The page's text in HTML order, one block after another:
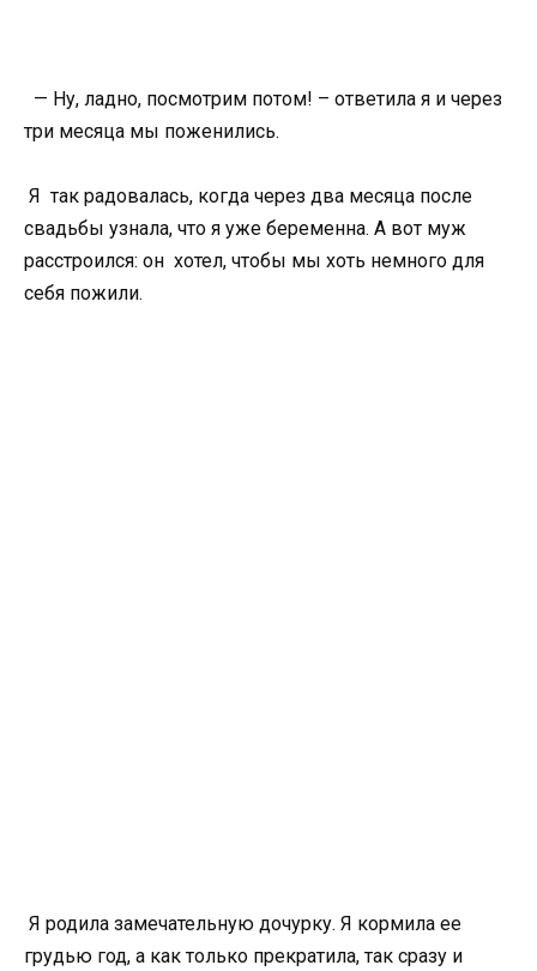
— Ну, ладно, посмотрим потом! – ответила я и через
три месяца мы поженились.
Я так радовалась, когда через два месяца после
свадьбы узнала, что я уже беременна. А вот муж
расстроился: он хотел, чтобы мы хоть немного для
себя пожили.
Я родила замечательную дочурку. Я кормила ее
грудью год, а как только прекратила, так сразу и